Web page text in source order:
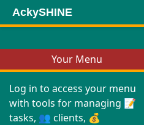
Your Menu
Log in to access your menu
with tools for managing 📝
tasks, 👥 clients, 💰
AckySHINE